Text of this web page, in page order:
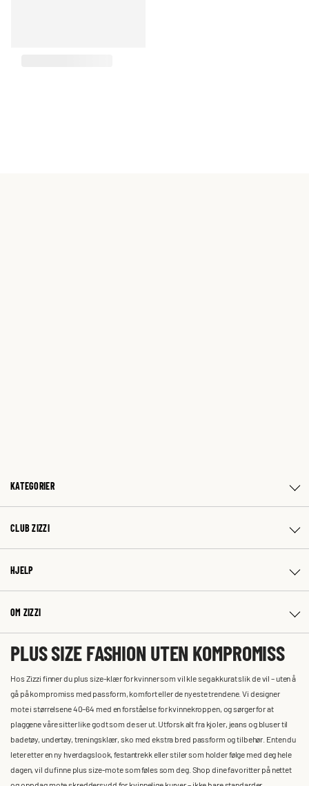
KATEGORIER
CLUB ZIZZI
HJELP
OM ZIZZI
PLUS SIZE FASHION UTEN KOMPROMISS
Hos Zizzi finner du plus size-klær for kvinner som vil kle seg akkurat slik de vil – uten å
gå på kompromiss med passform, komfort eller de nyeste trendene. Vi designer
mote i størrelsene 40–64 med en forståelse for kvinnekroppen, og sørger for at
plaggene våre sitter like godt som de ser ut. Utforsk alt fra kjoler, jeans og bluser til
badetøy, undertøy, treningsklær, sko med ekstra bred passform og tilbehør. Enten du
leter etter en ny hverdagslook, festantrekk eller stiler som holder følge med deg hele
dagen, vil du finne plus size-mote som føles som deg. Shop dine favoritter på nettet